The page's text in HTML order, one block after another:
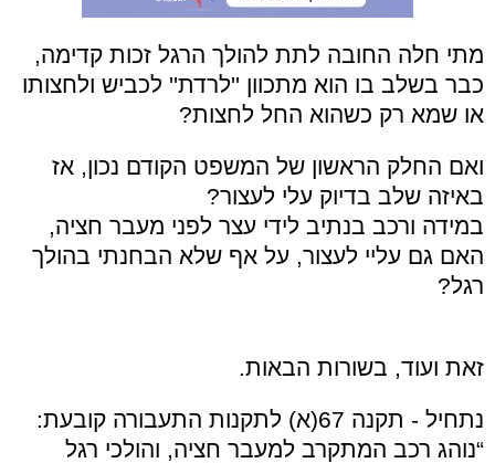
מתי חלה החובה לתת להולך הרגל זכות קדימה,
כבר בשלב בו הוא מתכוון ''לרדת'' לכביש ולחצותו
או שמא רק כשהוא החל לחצות?
ואם החלק הראשון של המשפט הקודם נכון, אז
באיזה שלב בדיוק עלי לעצור?
במידה ורכב בנתיב לידי עצר לפני מעבר חציה,
האם גם עליי לעצור, על אף שלא הבחנתי בהולך
רגל?
זאת ועוד, בשורות הבאות.
נתחיל - תקנה 67(א) לתקנות התעבורה קובעת:
“נוהג רכב המתקרב למעבר חציה, והולכי רגל